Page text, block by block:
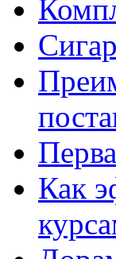
Как